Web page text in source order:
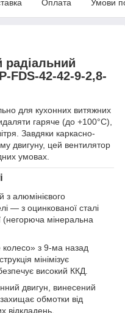
Оплата Умови
радіальний
FDS-42-42-9-2,8-
для кухонних витяжних
гаряче (до +100°C),
Завдяки каркасно-
двигуну, цей вентилятор
умовах.
з алюмінієвого
— з оцинкованої сталі
(негорюча мінеральна
колесо» з 9-ма назад
мінімізує
високий ККД.
двигун, винесений
обмотки від
відкладень.